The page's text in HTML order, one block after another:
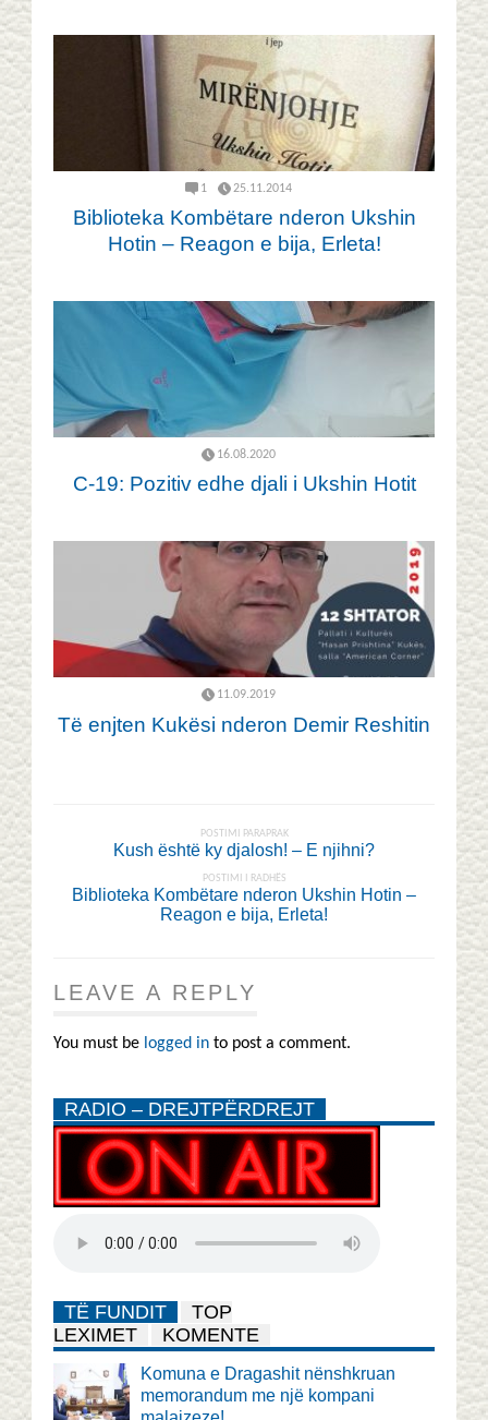
1 25.11.2014
Biblioteka Kombëtare nderon Ukshin
Hotin – Reagon e bija, Erleta!
16.08.2020
C-19: Pozitiv edhe djali i Ukshin Hotit
11.09.2019
Të enjten Kukësi nderon Demir Reshitin
POSTIMI PARAPRAK
Kush është ky djalosh! – E njihni?
POSTIMI I RADHËS
Biblioteka Kombëtare nderon Ukshin Hotin –
Reagon e bija, Erleta!
LEAVE A REPLY
You must be logged in to post a comment.
RADIO – DREJTPËRDREJT
TË FUNDIT
TOP
LEXIMET
KOMENTE
Komuna e Dragashit nënshkruan
memorandum me një kompani